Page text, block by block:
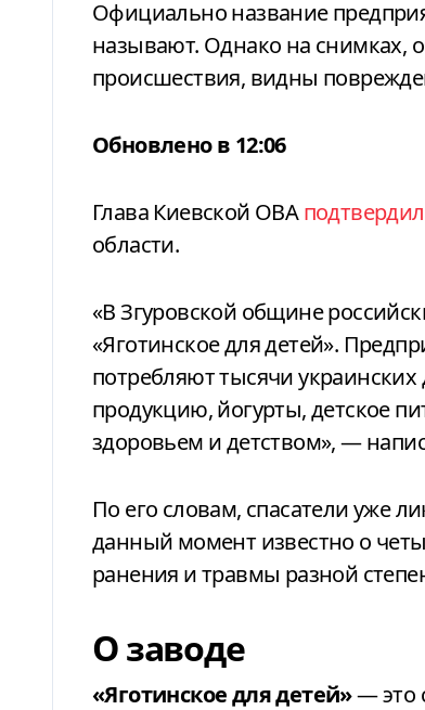
Официально название
называют. Однако на снимках,
происшествия, видны
Обновлено в 12:06
Глава Киевской ОВАподтвердил
области.
«В Згуровской общине
«Яготинское для детей».
потребляют тысячи
продукцию, йогурты, детское
здоровьем и детством», —
По его словам, спасатели уже
данный момент известно о
ранения и травмы разной
О заводе
«Яготинское для детей»— это